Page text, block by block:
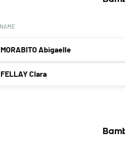
NAME
MORABITO Abigaelle
FELLAY Clara